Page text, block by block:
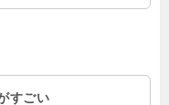
すごい